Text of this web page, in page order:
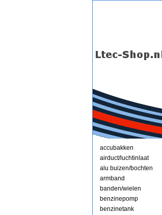
accubakken
airduct/luchtinlaat
alu buizen/bochten
armband
banden/wielen
benzinepomp
benzinetank